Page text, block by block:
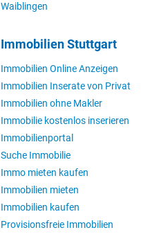
Waiblingen
Immobilien Stuttgart
Immobilien Online Anzeigen
Immobilien Inserate von Privat
Immobilien ohne Makler
Immobilie kostenlos inserieren
Immobilienportal
Suche Immobilie
Immo mieten kaufen
Immobilien mieten
Immobilien kaufen
Provisionsfreie Immobilien